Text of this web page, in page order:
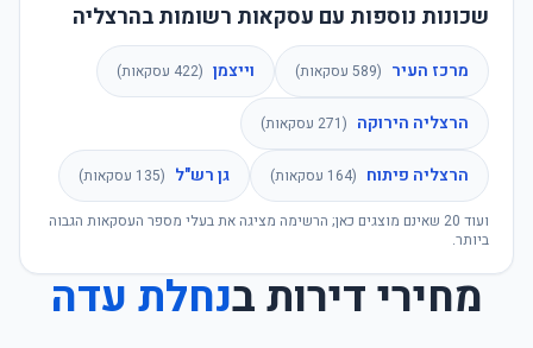
שכונות נוספות עם עסקאות רשומות בהרצליה
מרכז העיר (
589 עסקאות) וייצמן (
422 עסקאות)
הרצליה הירוקה (
271 עסקאות)
הרצליה פיתוח (
164 עסקאות) גן רש"ל (
135 עסקאות)
ועוד 20 שאינם מוצגים כאן; הרשימה מציגה את בעלי מספר העסקאות הגבוה
ביותר.
מחירי דירות בנחלת עדה